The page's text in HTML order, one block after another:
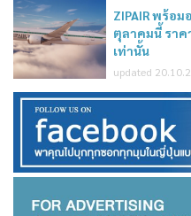
ZIPAIR พร้อ
ตุลาคมนี้ ราค
เท่านั้น
updated